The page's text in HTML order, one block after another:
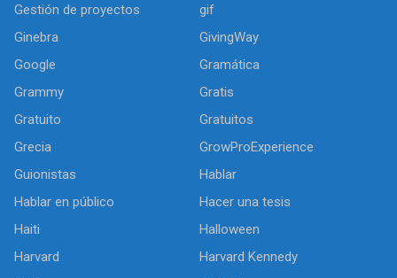
Gestión de proyectos
gif
Ginebra
GivingWay
Google
Gramática
Grammy
Gratis
Gratuito
Gratuitos
Grecia
GrowProExperience
Guionistas
Hablar
Hablar en público
Hacer una tesis
Haiti
Halloween
Harvard
Harvard Kennedy